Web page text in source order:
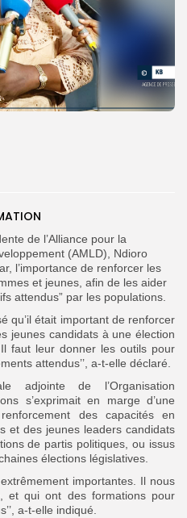
de l’Alliance pour la
(AMLD), Ndioro
l’importance de renforcer les
et jeunes, afin de les aider
attendus” par les populations.
qu’il était important de renforcer
jeunes candidats à une élection
faut leur donner les outils pour
attendus’’, a-t-elle déclaré.
adjointe de l’Organisation
s’exprimait en marge d’une
des capacités en
et des jeunes leaders candidats
de partis politiques, ou issus
élections législatives.
importantes. Il nous
et qui ont des formations pour
a-t-elle indiqué.